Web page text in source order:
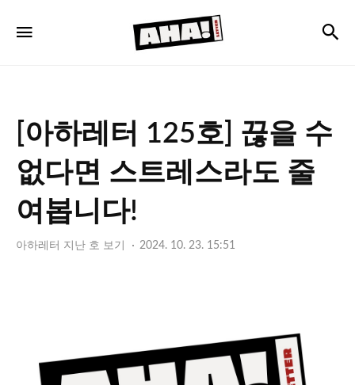
아
하
[아하레터 125호] 끊을 수
없다면 스트레스라도 줄
여봅니다!
아하레터 지난 호 보기 2024. 10. 23. 15:51